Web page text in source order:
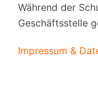
Während der
Geschäftsstelle
Impressum &